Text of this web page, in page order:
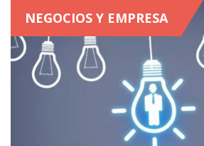
NEGOCIOS Y EMPRESA